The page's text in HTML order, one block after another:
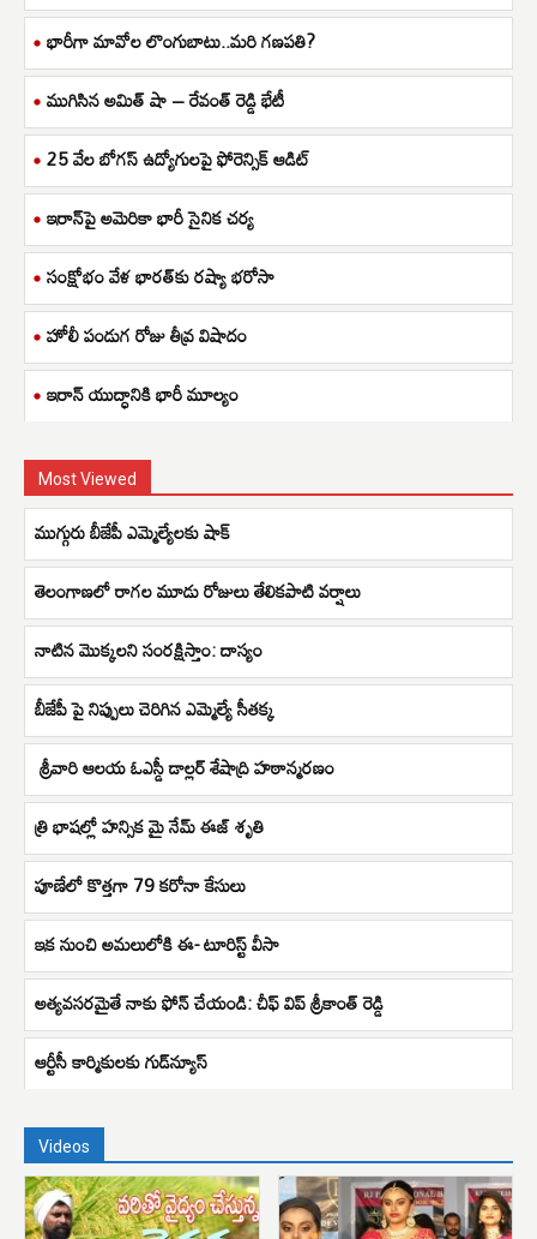
భారీగా మావోల లొంగుబాటు..మరి గణపతి?
ముగిసిన అమిత్ షా – రేవంత్ రెడ్డి భేటీ
25 వేల బోగస్ ఉద్యోగులపై ఫోరెన్సిక్ ఆడిట్
ఇరాన్‌పై అమెరికా భారీ సైనిక చర్య
సంక్షోభం వేళ భారత్‌కు రష్యా భరోసా
హోలీ పండుగ రోజు తీవ్ర విషాదం
ఇరాన్ యుద్ధానికి భారీ మూల్యం
Most Viewed
ముగ్గురు బీజేపీ ఎమ్మెల్యేలకు షాక్
తెలంగాణలో రాగల మూడు రోజులు తేలికపాటి వర్షాలు
నాటిన మొక్కలని సంరక్షిస్తాం: దాస్యం
బీజేపీ పై నిప్పులు చెరిగిన ఎమ్మెల్యే సీతక్క
శ్రీవారి ఆలయ ఓఎస్డీ డాల్లర్ శేషాద్రి హఠాన్మరణం
త్రి భాషల్లో హన్సిక మై నేమ్‌ ఈజ్ శృతి
పూణేలో కొత్తగా 79 కరోనా కేసులు
ఇక నుంచి అమలులోకి ఈ- టూరిస్ట్ వీసా
అత్యవసరమైతే నాకు ఫోన్ చేయండి: చీఫ్ విప్ శ్రీకాంత్ రెడ్డి
ఆర్టీసీ కార్మికులకు గుడ్‌న్యూస్
Videos